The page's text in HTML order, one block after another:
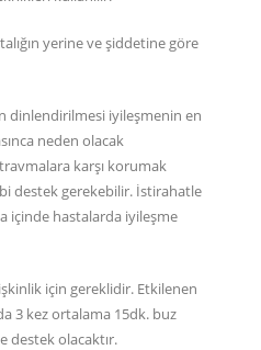
yerine ve şiddetine göre
dinlendirilmesi iyileşmenin en
neden olacak
karşı korumak
destek gerekebilir. İstirahatle
içinde hastalarda iyileşme
için gereklidir. Etkilenen
3 kez ortalama 15dk. buz
destek olacaktır.